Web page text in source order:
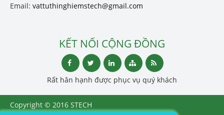
Email: vattuthinghiemstech@gmail.com
KẾT NỐI CỘNG ĐỒNG
Rất hân hạnh được phục vụ quý khách
Copyright © 2016 STECH